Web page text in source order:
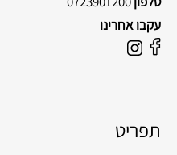
עקבו אחרינו
F
b
I
a
תפריט